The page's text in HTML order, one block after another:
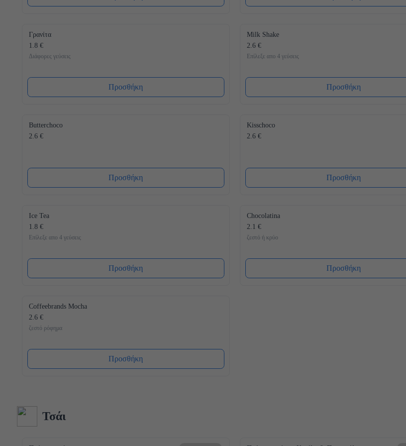
Γρανίτα
1.8 €
Διάφορες γεύσεις
Προσθήκη
Milk Shake
2.6 €
Επίλεξε απο 4 γεύσεις
Προσθήκη
Butterchoco
2.6 €
Προσθήκη
Kisschoco
2.6 €
Προσθήκη
Ice Tea
1.8 €
Επίλεξε απο 4 γεύσεις
Προσθήκη
Chocolatina
2.1 €
ζεστό ή κρύο
Προσθήκη
Coffeebrands Mocha
2.6 €
ζεστό ρόφημα
Προσθήκη
Τσάι